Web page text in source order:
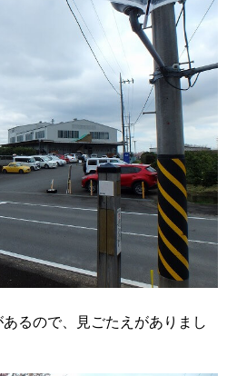
るので、見ごたえがありまし